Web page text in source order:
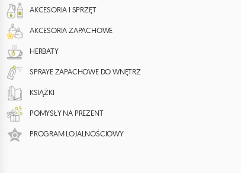
AKCESORIA I SPRZĘT
AKCESORIA ZAPACHOWE
HERBATY
SPRAYE ZAPACHOWE DO WNĘTRZ
KSIĄŻKI
POMYSŁY NA PREZENT
PROGRAM LOJALNOŚCIOWY